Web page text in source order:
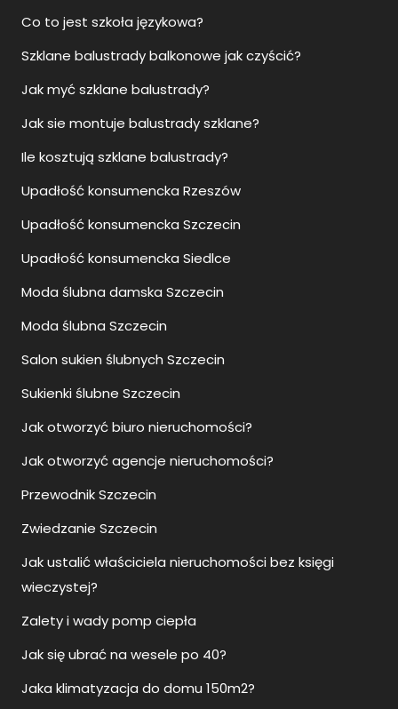
Co to jest szkoła językowa?
Szklane balustrady balkonowe jak czyścić?
Jak myć szklane balustrady?
Jak sie montuje balustrady szklane?
Ile kosztują szklane balustrady?
Upadłość konsumencka Rzeszów
Upadłość konsumencka Szczecin
Upadłość konsumencka Siedlce
Moda ślubna damska Szczecin
Moda ślubna Szczecin
Salon sukien ślubnych Szczecin
Sukienki ślubne Szczecin
Jak otworzyć biuro nieruchomości?
Jak otworzyć agencje nieruchomości?
Przewodnik Szczecin
Zwiedzanie Szczecin
Jak ustalić właściciela nieruchomości bez księgi
wieczystej?
Zalety i wady pomp ciepła
Jak się ubrać na wesele po 40?
Jaka klimatyzacja do domu 150m2?